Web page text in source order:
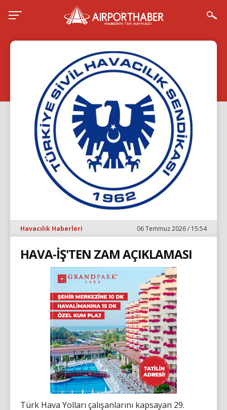
Havacılık Haberleri 06 Temmuz 2026 / 15:54
HAVA-İŞ'TEN ZAM AÇIKLAMASI
Türk Hava Yolları çalışanlarını kapsayan 29.